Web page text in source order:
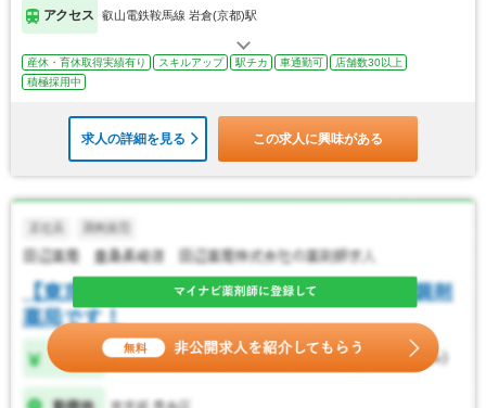
アクセス 叡山電鉄鞍馬線 岩倉(京都)駅
産休・育休取得実績有り スキルアップ 駅チカ 車通勤可
店舗数30以上
積極採用中
求人の詳細を見る この求人に興味がある